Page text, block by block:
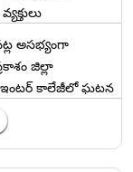
అసభ్యంగా
జిల్లా
ఇంటర్ కాలేజీలో ఘటన